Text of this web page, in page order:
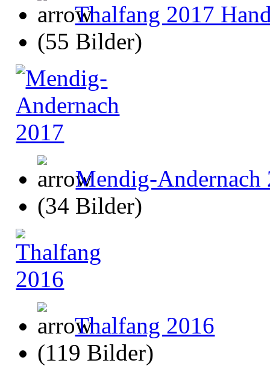
Thalfang 2017
(55 Bilder)
Mendig-Andernach
(34 Bilder)
Thalfang 2016
(119 Bilder)